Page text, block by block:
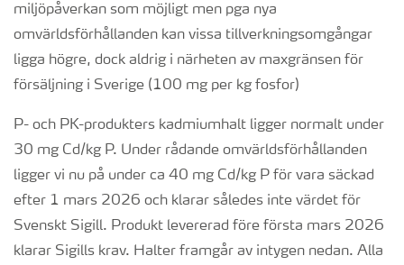
miljöpåverkan som möjligt men pga nya
omvärldsförhållanden kan vissa tillverkningsomgångar
ligga högre, dock aldrig i närheten av maxgränsen för
försäljning i Sverige (100 mg per kg fosfor)
P- och PK-produkters kadmiumhalt ligger normalt under
30 mg Cd/kg P. Under rådande omvärldsförhållanden
ligger vi nu på under ca 40 mg Cd/kg P för vara säckad
efter 1 mars 2026 och klarar således inte värdet för
Svenskt Sigill. Produkt levererad före första mars 2026
klarar Sigills krav. Halter framgår av intygen nedan. Alla